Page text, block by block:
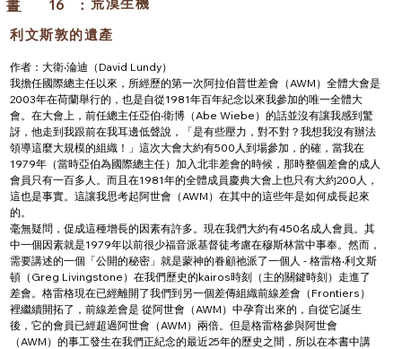
利文斯敦的遺產
書
作者：大衛‧淪迪（David Lundy）
我擔任國際總主任以來，所經歷的第一次阿拉伯普世差會（AWM）全體大會是
2003年在荷蘭舉行的，也是自從1981年百年紀念以來我參加的唯一全體大
會。在大會上，前任總主任亞伯‧衛博（Abe Wiebe）的話並沒有讓我感到驚
訝，他走到我跟前在我耳邊低聲說，「是有些壓力，對不對？我想我沒有辦法
領導這麼大規模的組織！」這次大會大約有500人到場參加，的確，當我在
1979年（當時亞伯為國際總主任）加入北非差會的時候，那時整個差會的成人
會員只有一百多人。而且在1981年的全體成員慶典大會上也只有大約200人，
這也是事實。這讓我思考起阿世會（AWM）在其中的這些年是如何成長起來
的。
毫無疑問，促成這種增長的因素有許多。現在我們大約有450名成人會員。其
中一個因素就是1979年以前很少福音派基督徒考慮在穆斯林當中事奉。然而，
需要講述的一個「公開的秘密」就是蒙神的眷顧祂派了一個人 - 格雷格‧利文斯
頓（Greg Livingstone）在我們歷史的kairos時刻（主的關鍵時刻）走進了
差會。格雷格現在已經離開了我們到另一個差傳組織前線差會（Frontiers）
裡繼續開拓了，前線差會是 從阿世會（AWM）中孕育出來的，自從它誕生
後，它的會員已經超過阿世會（AWM）兩倍。但是格雷格參與阿世會
（AWM）的事工發生在我們正紀念的最近25年的歷史之間，所以在本書中講
16 ：